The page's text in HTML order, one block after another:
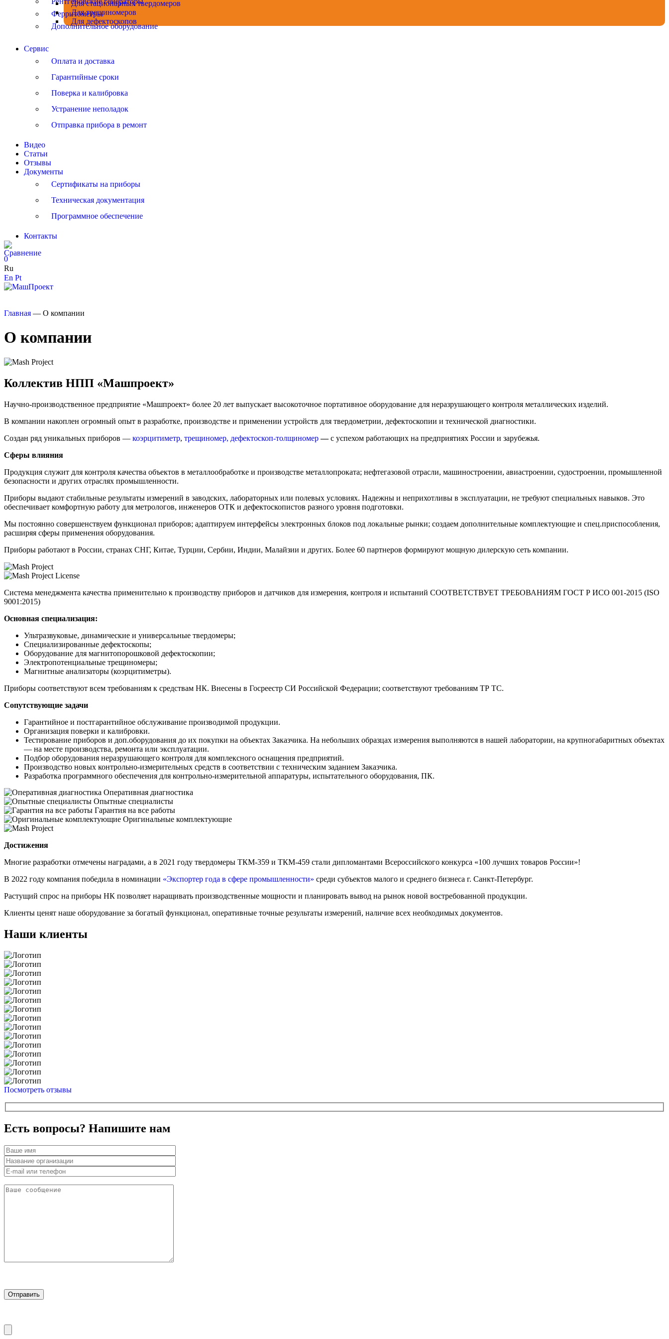
Ферритометры
Дополнительное оборудование
Для стационарных твердомеров
Для трещиномеров
Для дефектоскопов
Сервис
Оплата и доставка
Гарантийные сроки
Поверка и калибровка
Устранение неполадок
Отправка прибора в ремонт
Видео
Статьи
Отзывы
Документы
Сертификаты на приборы
Техническая документация
Программное обеспечение
Контакты
0
Ru
En Pt
Главная — О компании
О компании
Коллектив НПП «Машпроект»
Научно-производственное предприятие «Машпроект» более 20 лет выпускает высокоточное портативное оборудование для неразрушающего контроля металлических изделий.
В компании накоплен огромный опыт в разработке, производстве и применении устройств для твердометрии, дефектоскопии и технической диагностики.
Создан ряд уникальных приборов — коэрцитиметр, трещиномер, дефектоскоп-толщиномер—с успехом работающих на предприятиях России и зарубежья.
Сферы влияния
Продукция служит для контроля качества объектов в металлообработке и производстве металлопроката; нефтегазовой отрасли, машиностроении, авиастроении, судостроении, промышленной
безопасности и других отраслях промышленности.
Приборы выдают стабильные результаты измерений в заводских, лабораторных или полевых условиях. Надежны и неприхотливы в эксплуатации, не требуют специальных навыков. Это
обеспечивает комфортную работу для метрологов, инженеров ОТК и дефектоскопистов разного уровня подготовки.
Мы постоянно совершенствуем функционал приборов; адаптируем интерфейсы электронных блоков под локальные рынки; создаем дополнительные комплектующие и спец.приспособления,
расширяя сферы применения оборудования.
Приборы работают в России, странах СНГ, Китае, Турции, Сербии, Индии, Малайзии и других. Более 60 партнеров формируют мощную дилерскую сеть компании.
Cистема менеджмента качества применительно к производству приборов и датчиков для измерения, контроля и испытаний СООТВЕТСТВУЕТ ТРЕБОВАНИЯМ ГОСТ Р ИСО 001-2015 (ISO
9001:2015)
Основная специализация:
Ультразвуковые, динамические и универсальные твердомеры;
Специализированные дефектоскопы;
Оборудование для магнитопорошковой дефектоскопии;
Электропотенциальные трещиномеры;
Магнитные анализаторы (коэрцитиметры).
Приборы соответствуют всем требованиям к средствам НК. Внесены в Госреестр СИ Российской Федерации; соответствуют требованиям ТР ТС.
Сопутствующие задачи
Гарантийное и постгарантийное обслуживание производимой продукции.
Организация поверки и калибровки.
Тестирование приборов и доп.оборудования до их покупки на объектах Заказчика. На небольших образцах измерения выполняются в нашей лаборатории, на крупногабаритных объектах
— на месте производства, ремонта или эксплуатации.
Подбор оборудования неразрушающего контроля для комплексного оснащения предприятий.
Производство новых контрольно-измерительных средств в соответствии с техническим заданием Заказчика.
Разработка программного обеспечения для контрольно-измерительной аппаратуры, испытательного оборудования, ПК.
Оперативная диагностика
Опытные специалисты
Гарантия на все работы
Оригинальные комплектующие
Достижения
Многие разработки отмечены наградами, а в 2021 году твердомеры ТКМ-359 и ТКМ-459 стали дипломантами Всероссийского конкурса «100 лучших товаров России»!
В 2022 году компания победила в номинации «Экспортер года в сфере промышленности» среди субъектов малого и среднего бизнеса г. Санкт-Петербург.
Растущий спрос на приборы НК позволяет наращивать производственные мощности и планировать вывод на рынок новой востребованной продукции.
Клиенты ценят наше оборудование за богатый функционал, оперативные точные результаты измерений, наличие всех необходимых документов.
Наши клиенты
Посмотреть отзывы
Есть вопросы? Напишите нам